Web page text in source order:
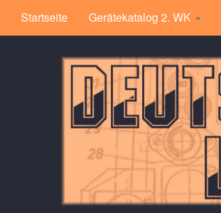
Startseite Gerätekatalog 2. WK